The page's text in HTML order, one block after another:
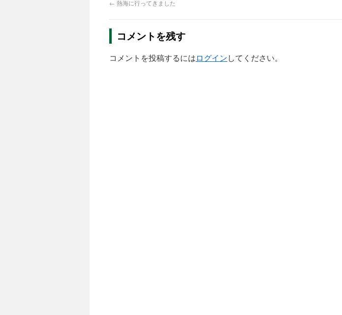
← 熱海に行ってきました
コメントを残す
コメントを投稿するには ログイン してください。